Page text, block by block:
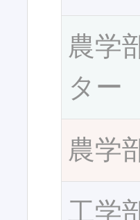
農学
ター
農学
工学